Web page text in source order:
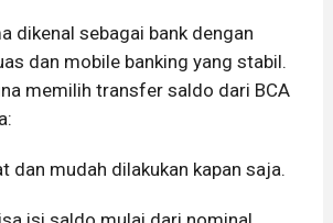
dikenal sebagai bank dengan
dan mobile banking yang stabil.
memilih transfer saldo dari BCA
dan mudah dilakukan kapan saja.